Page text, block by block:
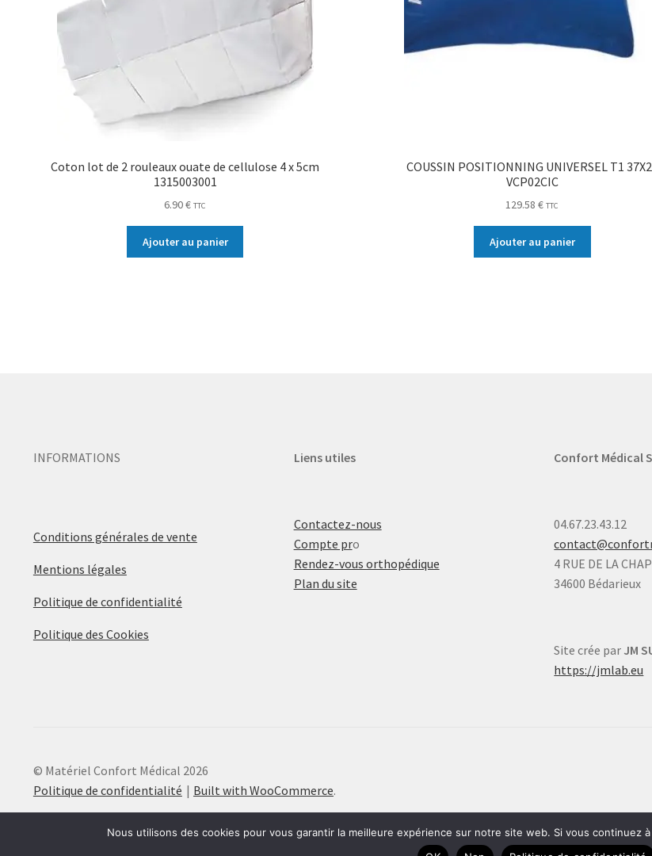
Coton lot de 2 rouleaux ouate de cellulose 4 x 5cm
1315003001
6.90€ TTC
Ajouter au panier
COUSSIN POSITIONNING UNIVERSEL T1
VCP02CIC
129.58€ TTC
Ajouter au panier
INFORMATIONS
Conditions générales de vente
Mentions légales
Politique de confidentialité
Politique des Cookies
Liens utiles
Contactez-nous
Compte pro
Rendez-vous orthopédique
Plan du site
Confort Médical
04.67.23.43.12
4 RUE DE LA
34600 Bédarieux
Site crée par JM
https://jmlab.eu
© Matériel Confort Médical 2026
Politique de confidentialité
Built with WooCommerce.
Nous utilisons des cookies pour vous garantir la meilleure expérience sur notre site web. Si vous